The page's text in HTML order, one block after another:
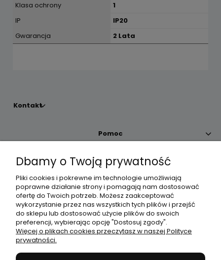
Klasa ochrony
1
IP
IP20
Gwarancja
2 Lata
Kontakt
Pomoc
Moje konto
Płatności i dostawa
Informacje
Dbamy o Twoją prywatność
Pliki cookies i pokrewne im technologie umożliwiają
poprawne działanie strony i pomagają nam dostosować
ofertę do Twoich potrzeb. Możesz zaakceptować
wykorzystanie przez nas wszystkich tych plików i przejść
do sklepu lub dostosować użycie plików do swoich
preferencji, wybierając opcję "Dostosuj zgody".
Więcej o plikach cookies przeczytasz w naszej Polityce
prywatności.